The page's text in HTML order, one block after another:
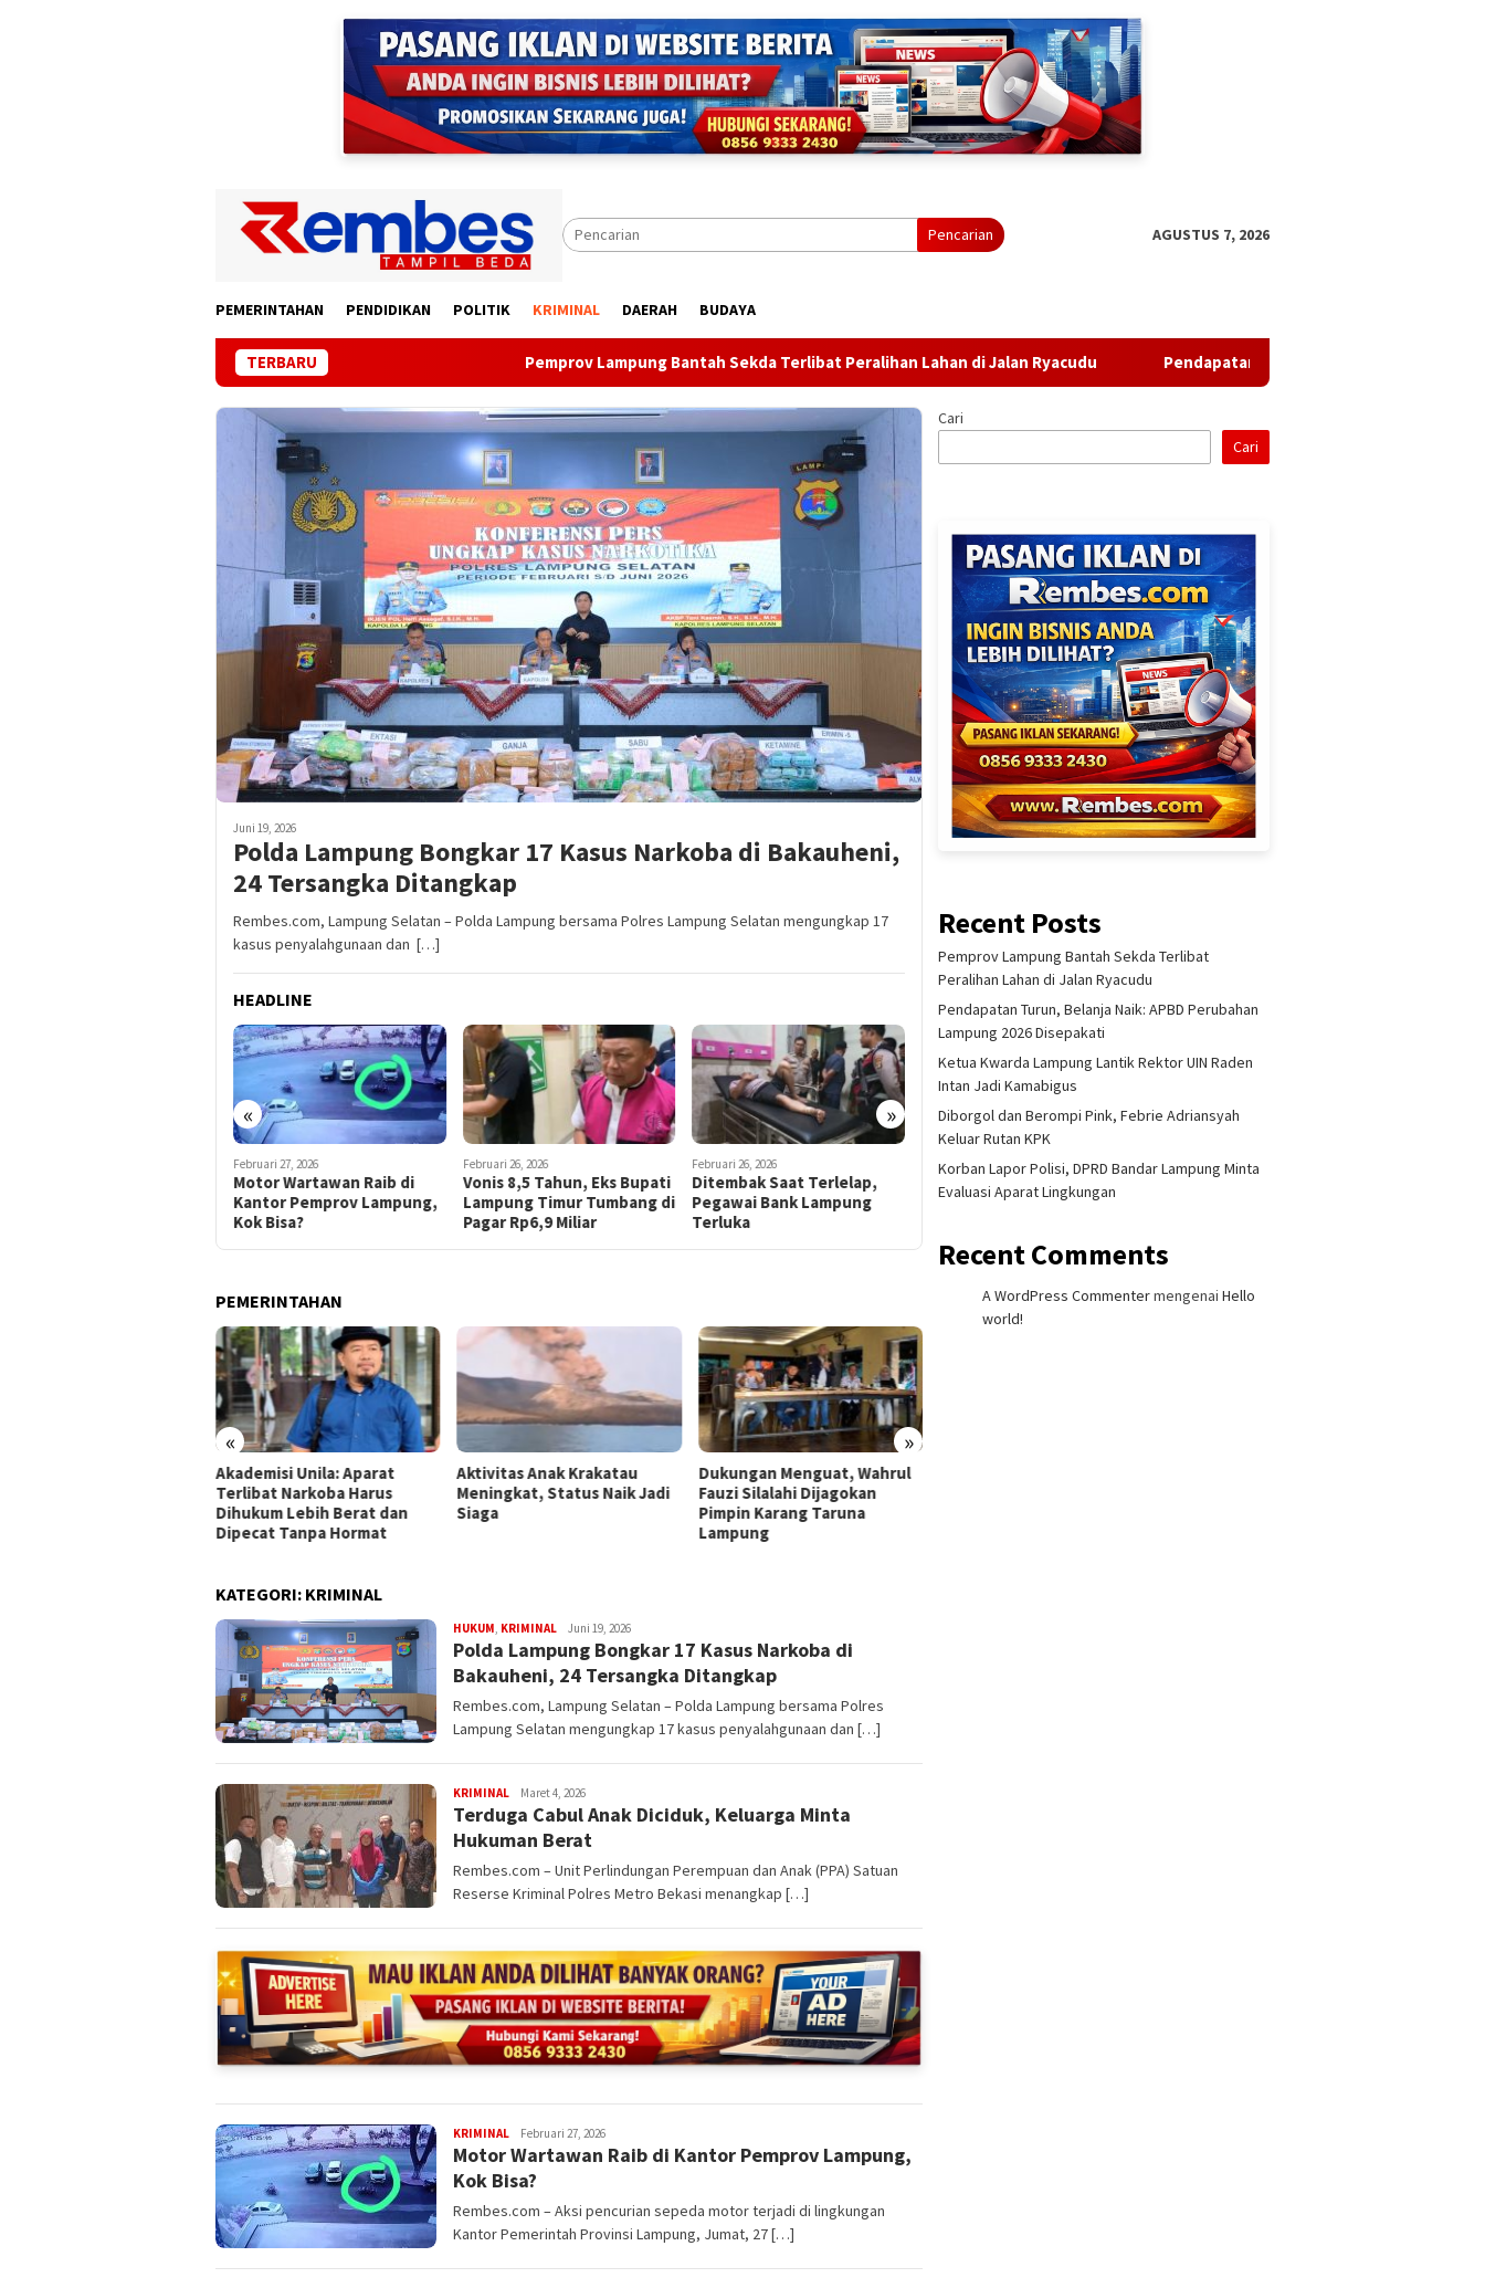
Pencarian AGUSTUS 7, 2026
PEMERINTAHAN PENDIDIKAN POLITIK KRIMINAL DAERAH BUDAYA
TERBARU Pemprov Lampung Bantah Sekda Terlibat Peralihan Lahan di Jalan Ryacudu Pendapatan Turun, Belanja Naik: APBD Perubahan Lampung
Juni 19, 2026
Polda Lampung Bongkar 17 Kasus Narkoba di Bakauheni,
24 Tersangka Ditangkap
Rembes.com, Lampung Selatan – Polda Lampung bersama Polres Lampung Selatan mengungkap 17
kasus penyalahgunaan dan […]
HEADLINE
« »
Februari 27, 2026
Motor Wartawan Raib di
Kantor Pemprov Lampung,
Kok Bisa?
Februari 26, 2026
Vonis 8,5 Tahun, Eks Bupati
Lampung Timur Tumbang di
Pagar Rp6,9 Miliar
Februari 26, 2026
Ditembak Saat Terlelap,
Pegawai Bank Lampung
Terluka
Februari 20, 2026
Terduga Curanmor Diamuk
Warga di Untung Suropati,
Februari 1, 2026
Modal Nikah dari Sabu,
PEMERINTAHAN
« »
Akademisi Unila: Aparat
Terlibat Narkoba Harus
Dihukum Lebih Berat dan
Dipecat Tanpa Hormat
Aktivitas Anak Krakatau
Meningkat, Status Naik Jadi
Siaga
Dukungan Menguat, Wahrul
Fauzi Silalahi Dijagokan
Pimpin Karang Taruna
Lampung
KATEGORI: KRIMINAL
HUKUM KRIMINAL redaksi
rembes
Juni 19, 2026
Polda Lampung Bongkar 17 Kasus Narkoba di
Bakauheni, 24 Tersangka Ditangkap
Rembes.com, Lampung Selatan – Polda Lampung bersama Polres
Lampung Selatan mengungkap 17 kasus penyalahgunaan dan […]
KRIMINAL redaksi
rembes
Maret 4, 2026
Terduga Cabul Anak Diciduk, Keluarga Minta
Hukuman Berat
Rembes.com – Unit Perlindungan Perempuan dan Anak (PPA) Satuan
Reserse Kriminal Polres Metro Bekasi menangkap […]
KRIMINALredaksi
rembes
Februari 27, 2026
Motor Wartawan Raib di Kantor Pemprov Lampung,
Kok Bisa?
Rembes.com – Aksi pencurian sepeda motor terjadi di lingkungan
Kantor Pemerintah Provinsi Lampung, Jumat, 27 […]
Cari
Cari
Recent Posts
Pemprov Lampung Bantah Sekda Terlibat
Peralihan Lahan di Jalan Ryacudu
Pendapatan Turun, Belanja Naik: APBD Perubahan
Lampung 2026 Disepakati
Ketua Kwarda Lampung Lantik Rektor UIN Raden
Intan Jadi Kamabigus
Diborgol dan Berompi Pink, Febrie Adriansyah
Keluar Rutan KPK
Korban Lapor Polisi, DPRD Bandar Lampung Minta
Evaluasi Aparat Lingkungan
Recent Comments
A WordPress CommentermengenaiHello
world!